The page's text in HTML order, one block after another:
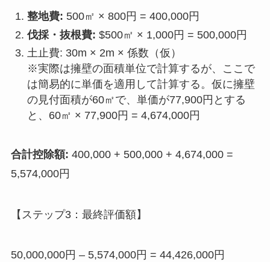
整地費: 500㎡ × 800円 = 400,000円
伐採・抜根費: $500㎡ × 1,000円 = 500,000円
土止費: 30m × 2m × 係数（仮）
※実際は擁壁の面積単位で計算するが、ここで
は簡易的に単価を適用して計算する。仮に擁壁
の見付面積が60㎡で、単価が77,900円とする
と、60㎡ × 77,900円 = 4,674,000円
合計控除額: 400,000 + 500,000 + 4,674,000 =
5,574,000円
【ステップ3：最終評価額】
50,000,000円 – 5,574,000円 = 44,426,000円